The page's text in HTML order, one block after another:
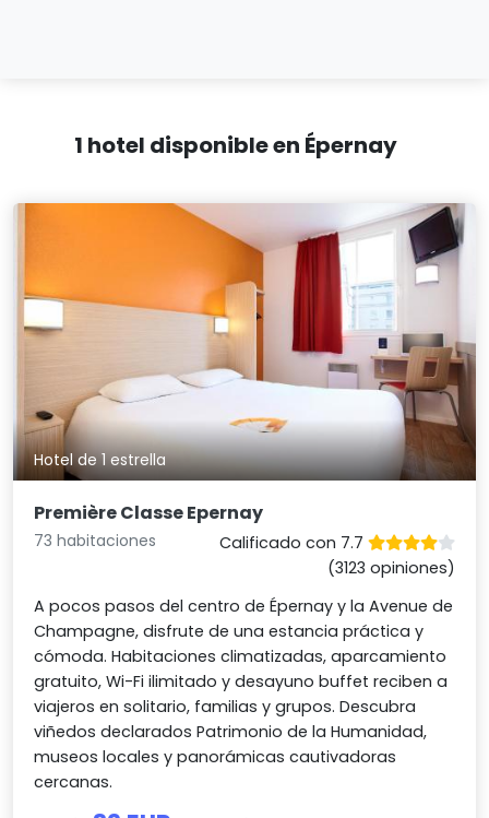
1 hotel disponible en Épernay
Hotel de 1 estrella
Première Classe Epernay
73 habitaciones
Calificado con 7.7
(3123 opiniones)
A pocos pasos del centro de Épernay y la Avenue de
Champagne, disfrute de una estancia práctica y
cómoda. Habitaciones climatizadas, aparcamiento
gratuito, Wi-Fi ilimitado y desayuno buffet reciben a
viajeros en solitario, familias y grupos. Descubra
viñedos declarados Patrimonio de la Humanidad,
museos locales y panorámicas cautivadoras
cercanas.